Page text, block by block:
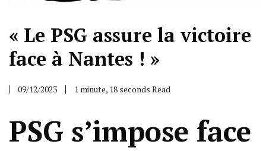
« Le PSG assure la victoire
face à Nantes ! »
09/12/2023 1 minute, 18 seconds Read
PSG s’impose face